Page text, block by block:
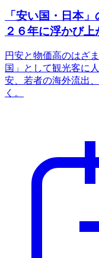
「安い国・日本
２６年に浮かび
円安と物価高のはざ
国」として観光客に
安、若者の海外流出
く。